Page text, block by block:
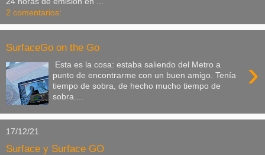
2 comentarios:
SurfaceGo on the Go
›
Esta es la cosa: estaba saliendo del Metro a
punto de encontrarme con un buen amigo. Tenía
tiempo de sobra, de hecho mucho tiempo de
sobra....
17/12/21
Surface y Surface GO